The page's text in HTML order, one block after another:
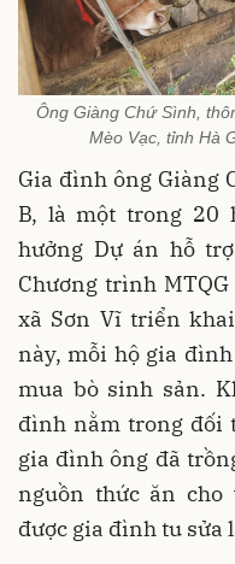
Ông Giàng Chứ Sình,
Mèo Vạc, tỉnh Hà
Gia đình ông Giàng
B, là một trong 20
hưởng Dự án hỗ
Chương trình
xã Sơn Vĩ triển
này, mỗi hộ gia
mua bò sinh sản.
đình nằm trong đối
gia đình ông đã
nguồn thức ăn
được gia đình tu sửa